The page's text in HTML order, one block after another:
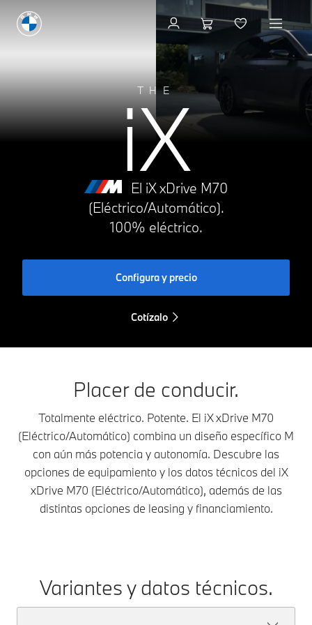
THE
iX
El iX xDrive M70
(Eléctrico/Automático).
100% eléctrico.
Configura y precio
Cotízalo
Cotízalo
Placer de conducir.
Totalmente eléctrico. Potente. El iX xDrive M70
(Eléctrico/Automático) combina un diseño específico M
con aún más potencia y autonomía. Descubre las
opciones de equipamiento y los datos técnicos del iX
xDrive M70 (Eléctrico/Automático), además de las
distintas opciones de leasing y financiamiento.
Variantes y datos técnicos.